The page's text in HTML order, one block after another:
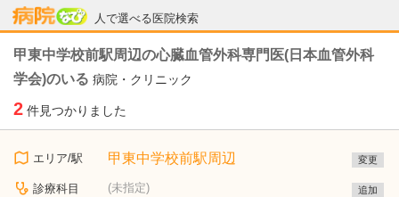
人で選べる医院検索
病院なび
甲東中学校前駅周辺の心臓血管外科専門医(日本血管外科
学会)のいる 病院・クリニック
2 件見つかりました
エリア/駅 甲東中学校前駅周辺 変更
診療科目 (未指定) 追加